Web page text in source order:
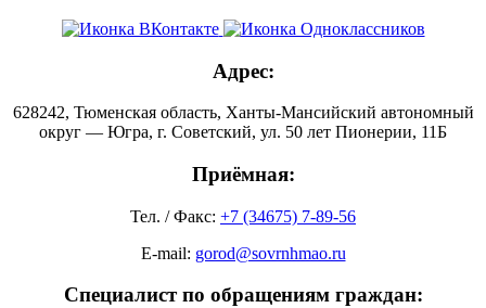
Адрес:
628242, Тюменская область, Ханты-Мансийский автономный
округ — Югра, г. Советский, ул. 50 лет Пионерии, 11Б
Приёмная:
Тел. / Факс: +7 (34675) 7-89-56
E-mail: gorod@sovrnhmao.ru
Специалист по обращениям граждан: